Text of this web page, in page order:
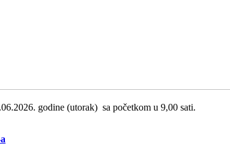
godine (utorak) sa početkom u 9,00 sati.